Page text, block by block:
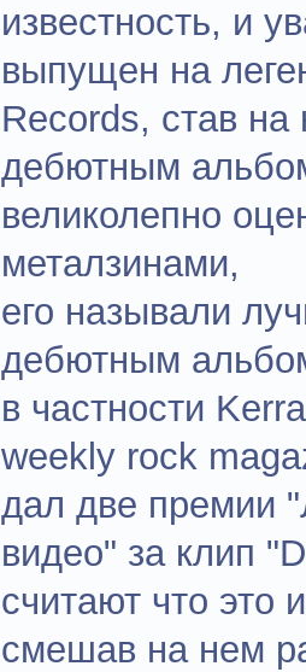
известность, и
выпущен на
Records, став
дебютным
великолепно
металзинами,
его называли
дебютным
в частности
weekly rock
дал две премии
видео" за клип
считают что это
смешав на нем